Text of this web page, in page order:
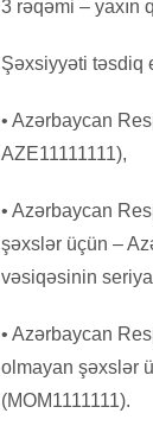
3 rəqəmi – yaxın
Şəxsiyyəti təsdiq
• Azərbaycan
AZE11111111),
• Azərbaycan
şəxslər üçün –
vəsiqəsinin
• Azərbaycan
olmayan şəxslər
(MOM1111111).